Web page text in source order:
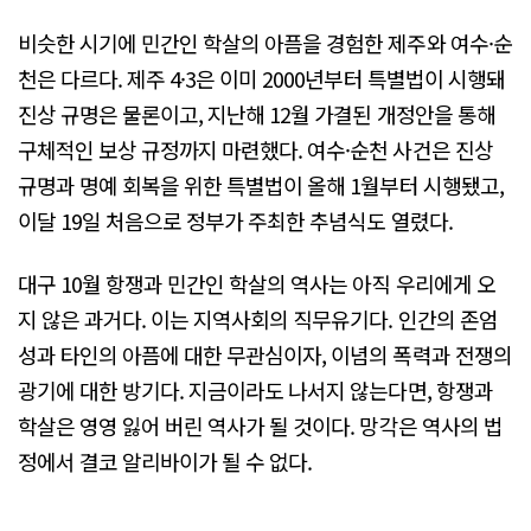
비슷한 시기에 민간인 학살의 아픔을 경험한 제주와 여수·순
천은 다르다. 제주 4·3은 이미 2000년부터 특별법이 시행돼
진상 규명은 물론이고, 지난해 12월 가결된 개정안을 통해
구체적인 보상 규정까지 마련했다. 여수·순천 사건은 진상
규명과 명예 회복을 위한 특별법이 올해 1월부터 시행됐고,
이달 19일 처음으로 정부가 주최한 추념식도 열렸다.
대구 10월 항쟁과 민간인 학살의 역사는 아직 우리에게 오
지 않은 과거다. 이는 지역사회의 직무유기다. 인간의 존엄
성과 타인의 아픔에 대한 무관심이자, 이념의 폭력과 전쟁의
광기에 대한 방기다. 지금이라도 나서지 않는다면, 항쟁과
학살은 영영 잃어 버린 역사가 될 것이다. 망각은 역사의 법
정에서 결코 알리바이가 될 수 없다.